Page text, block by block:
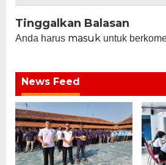
Tinggalkan Balasan
Anda harus masuk untuk
News Feed